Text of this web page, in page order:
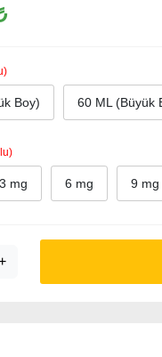
Boy) 60 ML (Büyük
3 mg 6 mg 9 mg